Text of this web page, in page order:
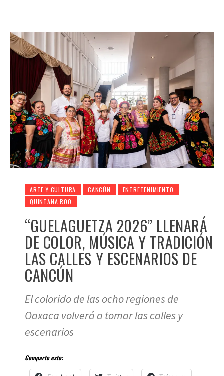
ARTE Y CULTURA CANCÚN
ENTRETENIMIENTO
QUINTANA ROO
“GUELAGUETZA 2026” LLENARÁ
DE COLOR, MÚSICA Y TRADICIÓN
LAS CALLES Y ESCENARIOS DE
CANCÚN
El colorido de las ocho regiones de
Oaxaca volverá a tomar las calles y
escenarios
Comparte esto: